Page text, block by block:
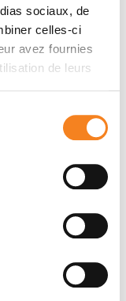
sociaux, de
celles-ci
avez fournies
de leurs
Supiot